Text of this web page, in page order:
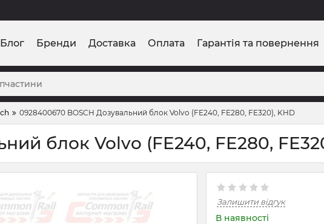
Блог Бренди Доставка Оплата Гарантія та повернення
0928400670 BOSCH Дозувальний блок Volvo (FE240, FE280, FE320), KHD
блок Volvo (FE240, FE280,
Залишити відгук
В наявності